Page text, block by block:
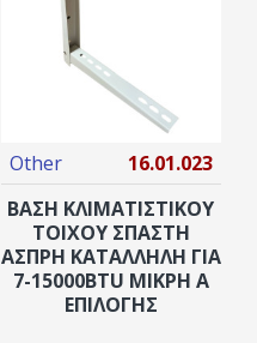
Other
16.01.023
ΒΑΣΗ ΚΛΙΜΑΤΙΣΤΙΚΟΥ
TOIXOY ΣΠΑΣΤΗ
ΑΣΠΡΗ ΚΑΤΑΛΛΗΛΗ ΓΙΑ
7-15000BTU ΜΙΚΡΗ Α
ΕΠΙΛΟΓΗΣ